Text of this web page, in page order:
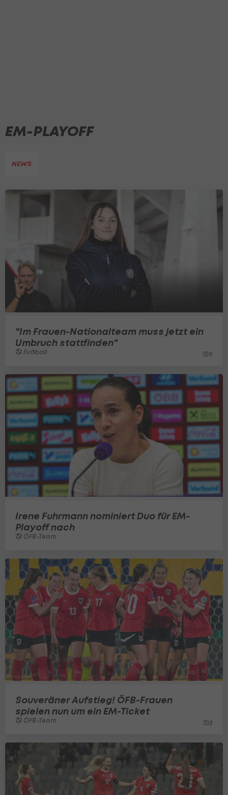
EM-PLAYOFF
NEWS
"Im Frauen-Nationalteam muss jetzt ein
Umbruch stattfinden"
Fußball 9
Irene Fuhrmann nominiert Duo für EM-
Playoff nach
ÖFB-Team
Souveräner Aufstieg! ÖFB-Frauen
spielen nun um ein EM-Ticket
ÖFB-Team 5